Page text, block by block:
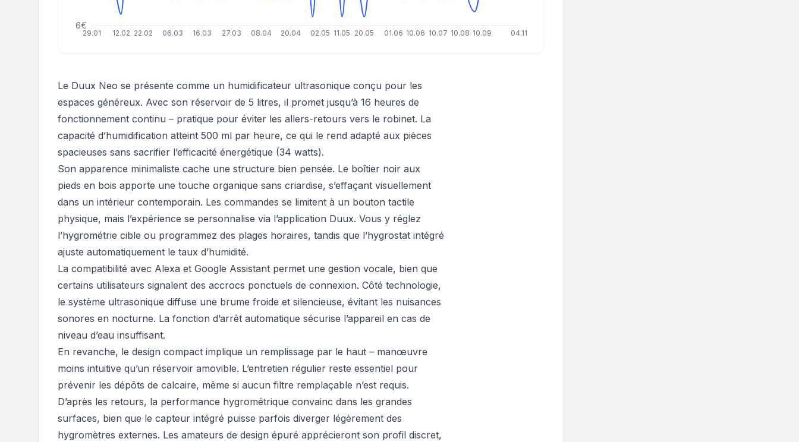
29.01 12.02 22.02 06.03 16.03 27.03 08.04 20.04 02.05 11.05 20.05 01.06 10.06 10.07 10.08 10.09 04.11
6€
Le Duux Neo se présente comme un humidificateur ultrasonique conçu pour les
espaces généreux. Avec son réservoir de 5 litres, il promet jusqu’à 16 heures de
fonctionnement continu – pratique pour éviter les allers-retours vers le robinet. La
capacité d’humidification atteint 500 ml par heure, ce qui le rend adapté aux pièces
spacieuses sans sacrifier l’efficacité énergétique (34 watts).
Son apparence minimaliste cache une structure bien pensée. Le boîtier noir aux
pieds en bois apporte une touche organique sans criardise, s’effaçant visuellement
dans un intérieur contemporain. Les commandes se limitent à un bouton tactile
physique, mais l’expérience se personnalise via l’application Duux. Vous y réglez
l’hygrométrie cible ou programmez des plages horaires, tandis que l’hygrostat intégré
ajuste automatiquement le taux d’humidité.
La compatibilité avec Alexa et Google Assistant permet une gestion vocale, bien que
certains utilisateurs signalent des accrocs ponctuels de connexion. Côté technologie,
le système ultrasonique diffuse une brume froide et silencieuse, évitant les nuisances
sonores en nocturne. La fonction d’arrêt automatique sécurise l’appareil en cas de
niveau d’eau insuffisant.
En revanche, le design compact implique un remplissage par le haut – manœuvre
moins intuitive qu’un réservoir amovible. L’entretien régulier reste essentiel pour
prévenir les dépôts de calcaire, même si aucun filtre remplaçable n’est requis.
D’après les retours, la performance hygrométrique convainc dans les grandes
surfaces, bien que le capteur intégré puisse parfois diverger légèrement des
hygromètres externes. Les amateurs de design épuré apprécieront son profil discret,